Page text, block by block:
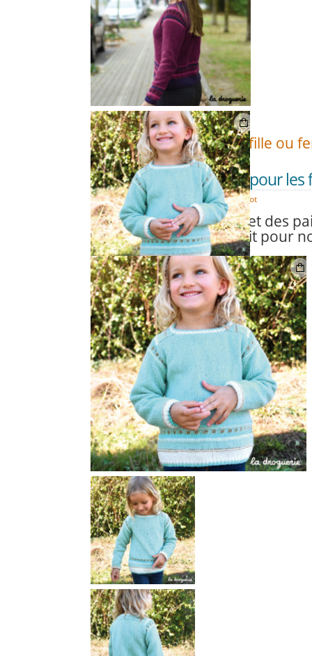
Alors, plutôt fille ou
DÉC
08
On adore tricoter pour les
Duvet d'Anjou Modèles tricot
Des rayures et des
c’est le combo parfait pour